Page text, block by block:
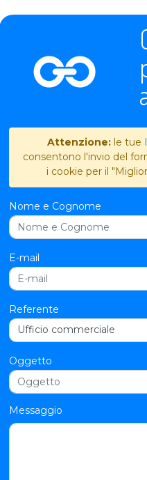
Attenzione: le tue
consentono l'invio del
i cookie per il
Nome e Cognome
E-mail
Referente
Oggetto
Messaggio